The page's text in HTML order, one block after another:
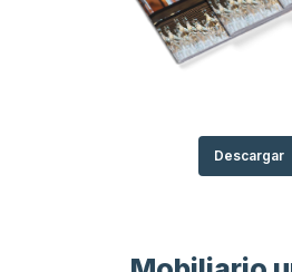
Descargar